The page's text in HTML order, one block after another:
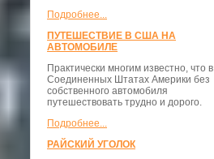
Подробнее...
ПУТЕШЕСТВИЕ В США НА
АВТОМОБИЛЕ
Практически многим известно, что в
Соединенных Штатах Америки без
собственного автомобиля
путешествовать трудно и дорого.
Подробнее...
РАЙСКИЙ УГОЛОК